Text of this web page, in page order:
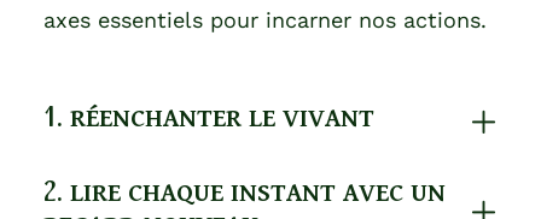
axes essentiels pour incarner nos actions.
1. RÉENCHANTER LE VIVANT
2. LIRE CHAQUE INSTANT AVEC UN